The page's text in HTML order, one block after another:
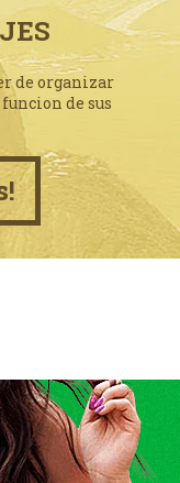
de organizar
de sus